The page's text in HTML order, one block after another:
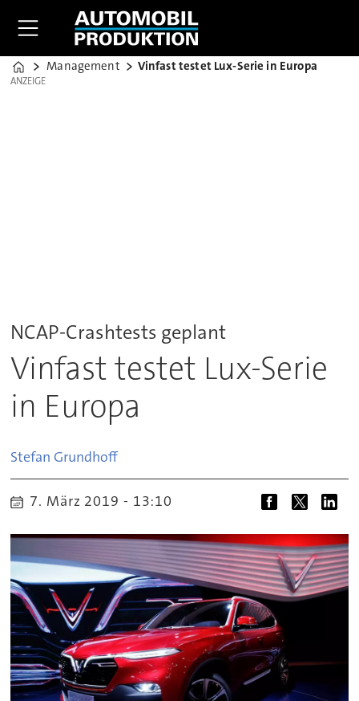
Home
Management Vinfast testet Lux-Serie in Europa
ANZEIGE
ANZEIGE
NCAP-Crashtests geplant
Vinfast testet Lux-Serie
in Europa
Stefan Grundhoff
7. März 2019 - 13:10